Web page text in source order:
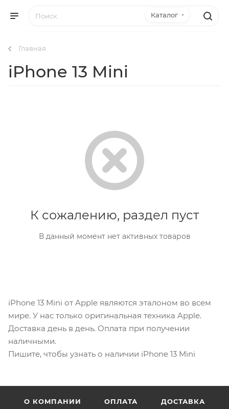
Каталог
Главная
iPhone 13 Mini
К сожалению, раздел пуст
В данный момент нет активных товаров
iPhone 13 Mini от Apple являются эталоном во всем
мире. У нас только оригинальная техника Apple.
Доставка день в день. Оплата при получении
наличными.
Пишите, чтобы узнать о наличии iPhone 13 Mini
О КОМПАНИИ ОПЛАТА ДОСТАВКА